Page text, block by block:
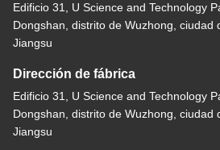
Edificio 31, U Science and Technology
Dongshan, distrito de Wuzhong, ciudad
Jiangsu
Dirección de fábrica
Edificio 31, U Science and Technology
Dongshan, distrito de Wuzhong, ciudad
Jiangsu